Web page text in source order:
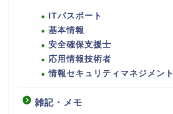
ITパスポート
基本情報
安全確保支援士
応用情報技術者
情報セキュリティマネジメント
雑記・メモ